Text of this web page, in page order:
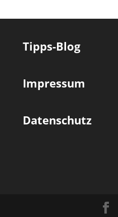
Tipps-Blog
Impressum
Datenschutz